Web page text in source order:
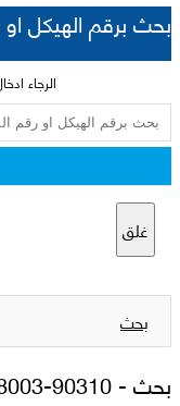
بحث برقم الهيكل
الرجاء
غلق
بحث
بحث -90310-58003